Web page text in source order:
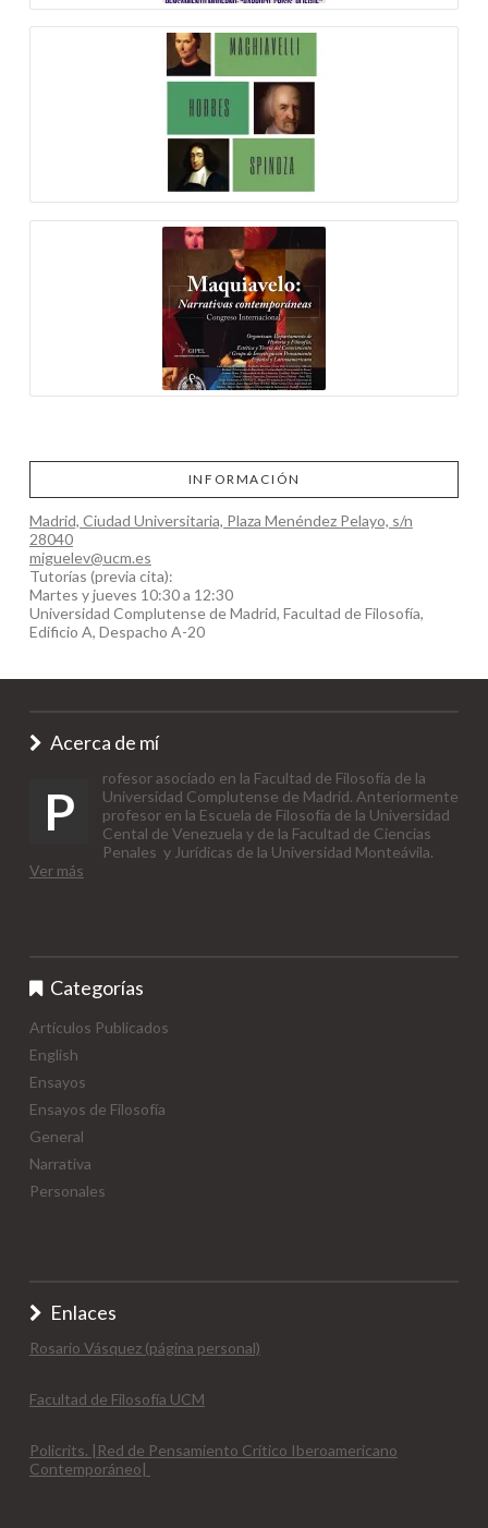
INFORMACIÓN
Madrid, Ciudad Universitaria, Plaza Menéndez Pelayo, s/n
28040
miguelev@ucm.es
Tutorías (previa cita):
Martes y jueves 10:30 a 12:30
Universidad Complutense de Madrid, Facultad de Filosofía,
Edificio A, Despacho A-20
Acerca de mí
P
rofesor asociado en la Facultad de Filosofía de la
Universidad Complutense de Madrid. Anteriormente
profesor en la Escuela de Filosofía de la Universidad
Cental de Venezuela y de la Facultad de Ciencias
Penales y Jurídicas de la Universidad Monteávila.
Ver más
Categorías
Artículos Publicados
English
Ensayos
Ensayos de Filosofía
General
Narrativa
Personales
Enlaces
Rosario Vásquez (página personal)
Facultad de Filosofía UCM
Policrits. |Red de Pensamiento Crítico Iberoamericano
Contemporáneo|